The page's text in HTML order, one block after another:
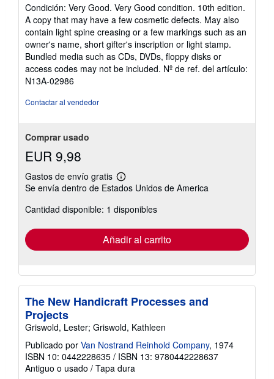
vendedor:
5
de
5
estrellas
Condición: Very Good. Very Good condition. 10th edition.
A copy that may have a few cosmetic defects. May also
contain light spine creasing or a few markings such as an
owner's name, short gifter's inscription or light stamp.
Bundled media such as CDs, DVDs, floppy disks or
access codes may not be included. Nº de ref. del artículo:
N13A-02986
Contactar al vendedor
Comprar usado
EUR 9,98
Gastos de envío gratis
Más
información
las
tarifas
envío
Se envía dentro de Estados Unidos de America
Cantidad disponible: 1 disponibles
Añadir al carrito
The New Handicraft Processes and
Projects
Griswold, Lester; Griswold, Kathleen
Publicado por Van Nostrand Reinhold Company, 1974
ISBN 10: 0442228635 / ISBN 13: 9780442228637
Antiguo o usado / Tapa dura